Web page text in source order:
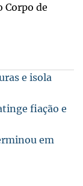
Corpo de
e isola
fiação e
em